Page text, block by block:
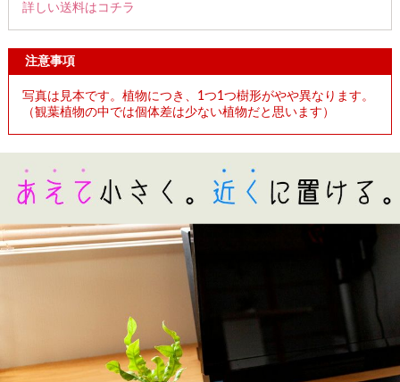
詳しい送料はコチラ
注意事項
写真は見本です。植物につき、1つ1つ樹形がやや異なります。
（観葉植物の中では個体差は少ない植物だと思います）